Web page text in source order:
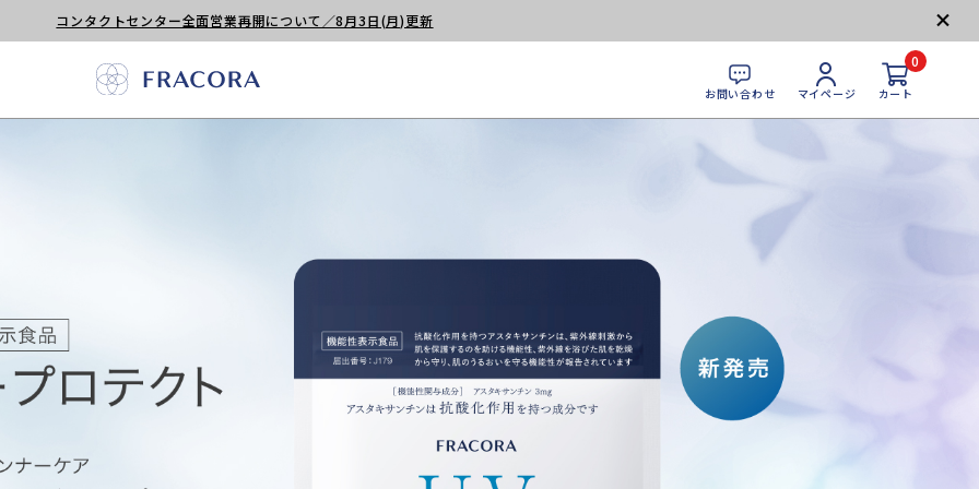
コンタクトセンター全面営業再開について／8月3日(月)更新
お問い合わせ マイページ
0
カート